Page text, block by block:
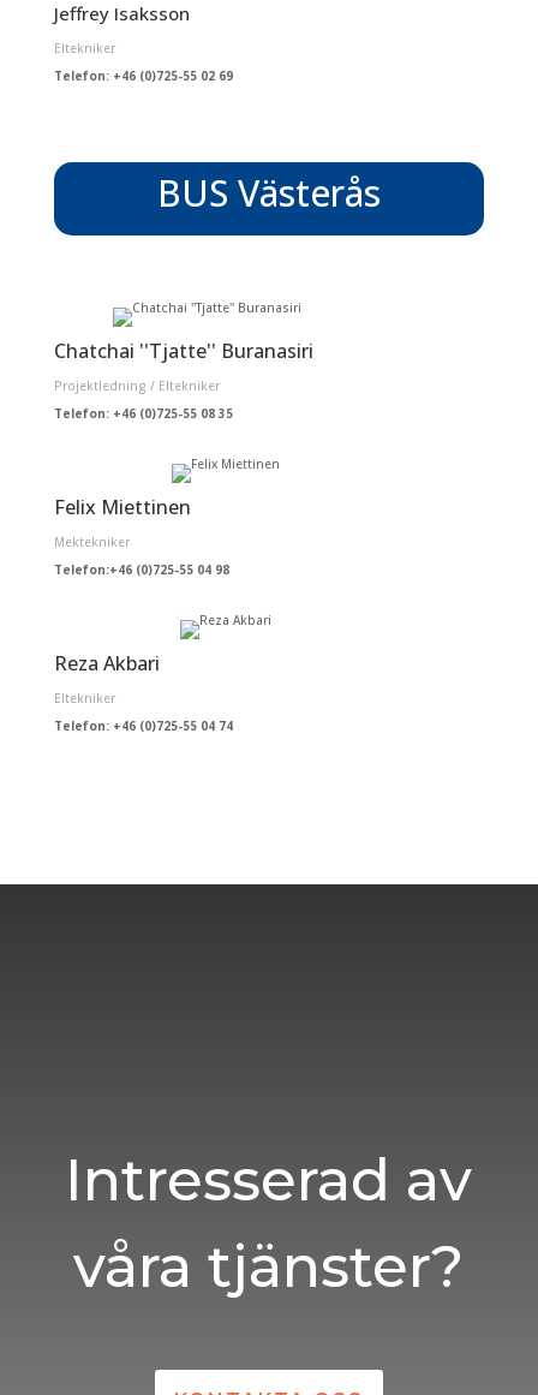
Jeffrey Isaksson
Eltekniker
Telefon: +46 (0)725-55 02 69
BUS Västerås
Chatchai ''Tjatte'' Buranasiri
Projektledning / Eltekniker
Telefon: +46 (0)725-55 08 35
Felix Miettinen
Mektekniker
Telefon:+46 (0)725-55 04 98
Reza Akbari
Eltekniker
Telefon: +46 (0)725-55 04 74
Intresserad av
våra tjänster?